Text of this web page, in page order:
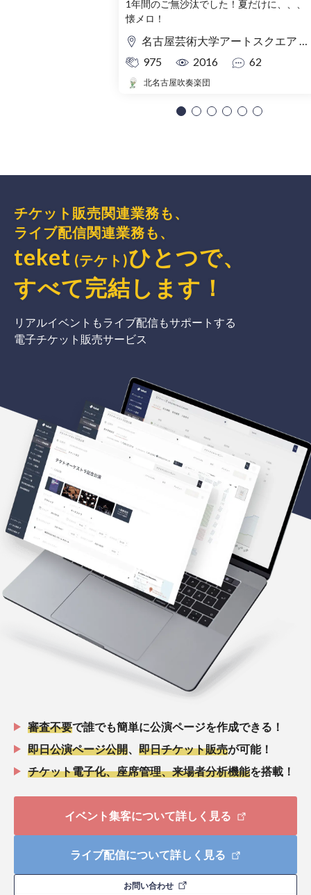
1年間のご無沙汰でした！夏だけに、、、
懐メロ！
名古屋芸術大学アートスクエア 大ホール
975
2016 62
北名古屋吹奏楽団
チケット販売関連業務も、
ライブ配信関連業務も、
teket (テケト)ひとつで、
すべて完結 します ！
リアルイベントもライブ配信もサポートする
電子チケット販売サービス
審査不要で誰でも簡単に公演ページを作成できる！
即日公演ページ公開
即日チケット販売が可能！
チケット電子化、座席管理、来場者分析機能を搭載！
イベント集客について詳しく見る
ライブ配信について詳しく見る
お問い合わせ